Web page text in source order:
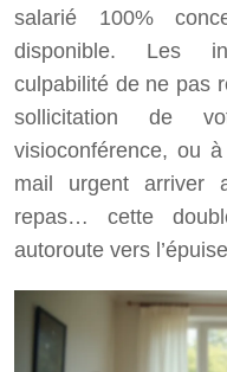
salarié 100%
disponible. Les
culpabilité de ne pas
sollicitation de
visioconférence, ou
mail urgent arriver
repas… cette
autoroute vers